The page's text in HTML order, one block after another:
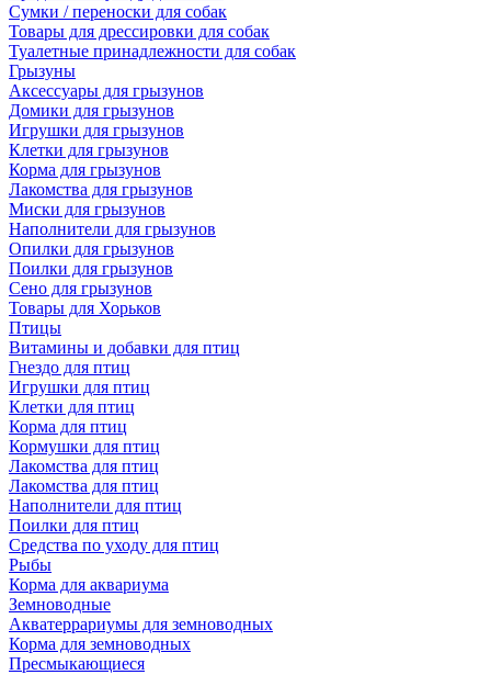
Сумки / переноски для собак
Товары для дрессировки для собак
Туалетные принадлежности для собак
Грызуны
Аксессуары для грызунов
Домики для грызунов
Игрушки для грызунов
Клетки для грызунов
Корма для грызунов
Лакомства для грызунов
Миски для грызунов
Наполнители для грызунов
Опилки для грызунов
Поилки для грызунов
Сено для грызунов
Товары для Хорьков
Птицы
Витамины и добавки для птиц
Гнездо для птиц
Игрушки для птиц
Клетки для птиц
Корма для птиц
Кормушки для птиц
Лакомства для птиц
Лакомства для птиц
Наполнители для птиц
Поилки для птиц
Средства по уходу для птиц
Рыбы
Корма для аквариума
Земноводные
Акватеррариумы для земноводных
Корма для земноводных
Пресмыкающиеся